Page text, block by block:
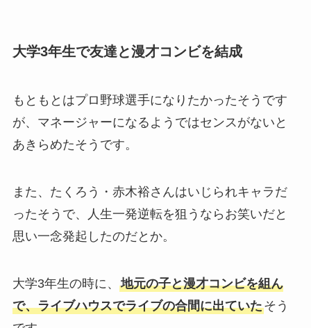
大学3年生で友達と漫才コンビを結成
もともとはプロ野球選手になりたかったそうです
が、マネージャーになるようではセンスがないと
あきらめたそうです。
また、たくろう・赤木裕さんはいじられキャラだ
ったそうで、人生一発逆転を狙うならお笑いだと
思い一念発起したのだとか。
大学3年生の時に、 地元の子と漫才コンビを組ん
で、ライブハウスでライブの合間に出ていたそう